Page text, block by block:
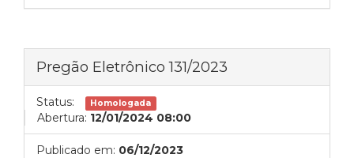
Pregão Eletrônico 131/2023
Status: Homologada
Abertura: 12/01/2024 08:00
Publicado em: 06/12/2023